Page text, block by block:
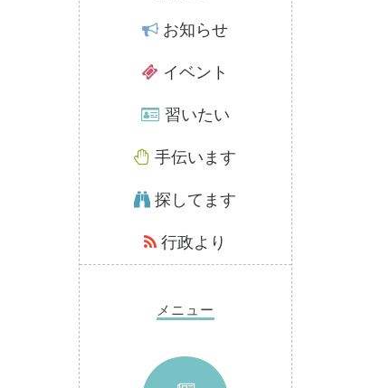
お知らせ
イベント
習いたい
手伝います
探してます
行政より
メニュー